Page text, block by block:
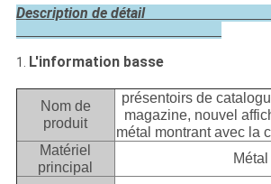
Description
1. L'information basse
Nom de
produit
présentoirs de
magazine, nouvel
métal montrant avec la
Matériel
principal
Métal